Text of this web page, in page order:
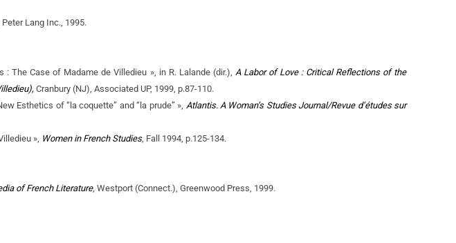
Lang Inc., 1995.
The Case of Madame de Villedieu », in R. Lalande (dir.), A Labor of Love : Critical Reflections of the
Cranbury (NJ), Associated UP, 1999, p.87-110.
Esthetics of “la coquette” and “la prude” », Atlantis. A Woman’s Studies Journal/Revue d’études sur
», Women in French Studies, Fall 1994, p.125-134.
of French Literature, Westport (Connect.), Greenwood Press, 1999.